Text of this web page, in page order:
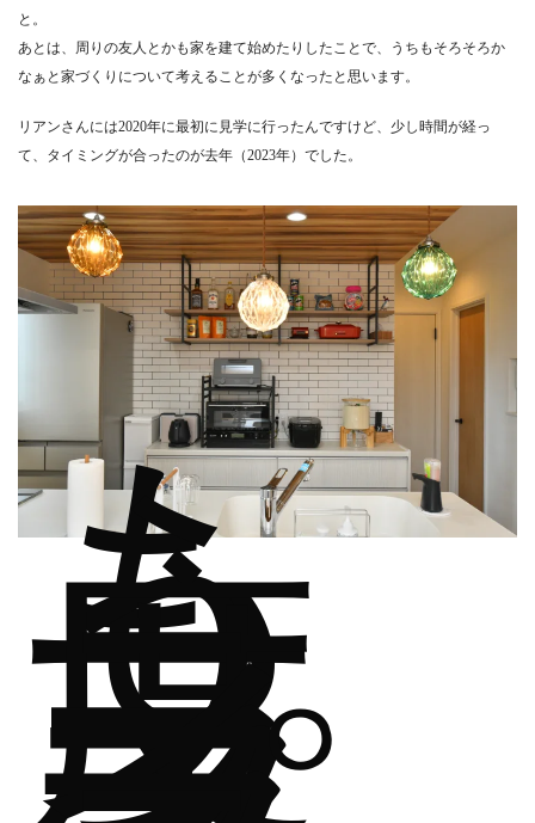
と。
あとは、周りの友人とかも家を建て始めたりしたことで、うちもそろそろか
なぁと家づくりについて考えることが多くなったと思います。
リアンさんには2020年に最初に見学に行ったんですけど、少し時間が経っ
て、タイミングが合ったのが去年（2023年）でした。
も
う
一
度
ラ